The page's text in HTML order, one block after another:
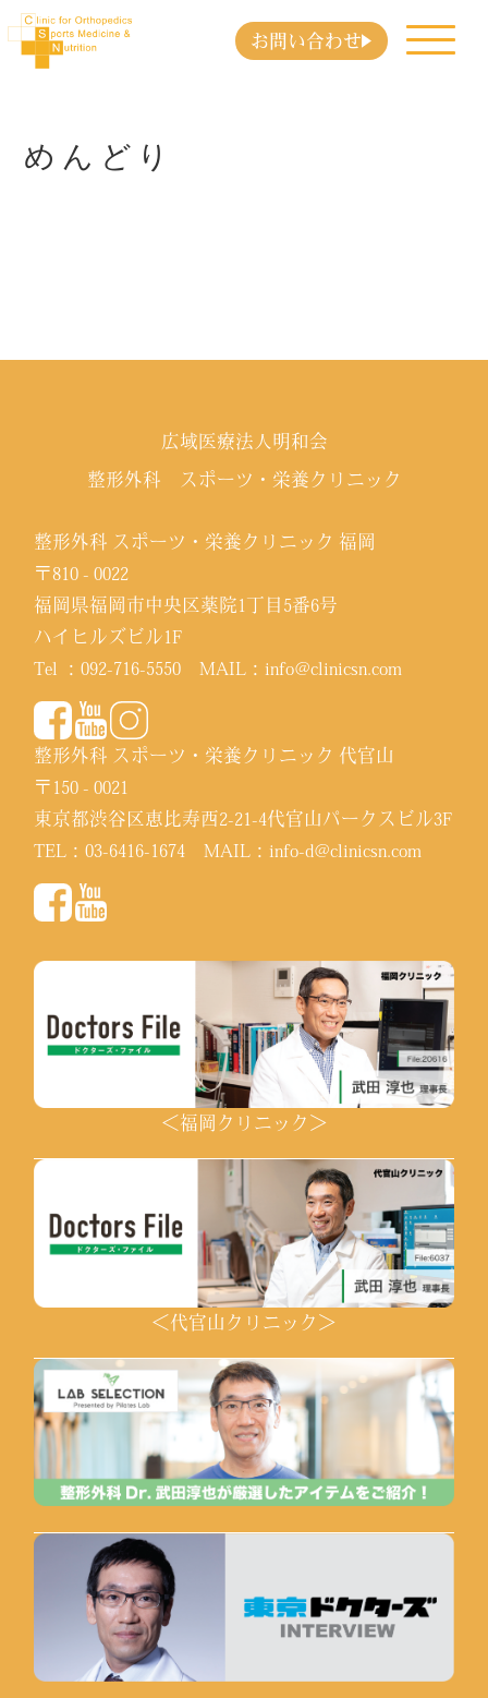
お問い合わせ
めんどり
広域医療法人明和会
整形外科 スポーツ・栄養クリニック
整形外科 スポーツ・栄養クリニック 福岡
〒810 - 0022
福岡県福岡市中央区薬院1丁目5番6号
ハイヒルズビル1F
Tel ：092-716-5550 MAIL：info@clinicsn.com
整形外科 スポーツ・栄養クリニック 代官山
〒150 - 0021
東京都渋谷区恵比寿西2-21-4代官山パークスビル3F
TEL：03-6416-1674 MAIL：info-d@clinicsn.com
＜福岡クリニック＞
＜代官山クリニック＞